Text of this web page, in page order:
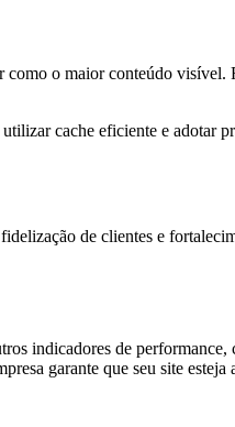
o maior conteúdo visível.
cache eficiente e adotar
de clientes e
indicadores de performance,
garante que seu site esteja